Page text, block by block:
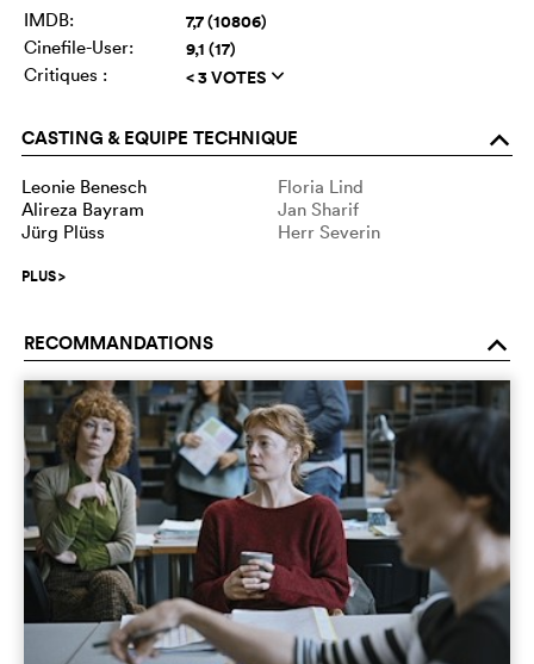
IMDB:
7,7 (10806)
Cinefile-User: 9,1 (17)
Critiques : < 3 VOTES q
CASTING & EQUIPE TECHNIQUE o
Leonie Benesch
Floria Lind
Alireza Bayram
Jan Sharif
Jürg Plüss
Herr Severin
PLUS>
RECOMMANDATIONS o